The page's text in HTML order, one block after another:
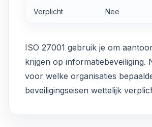
Verplicht Nee
ISO 27001 gebruik je om
krijgen op informatiebeveiliging.
voor welke organisaties
beveiligingseisen wettelijk